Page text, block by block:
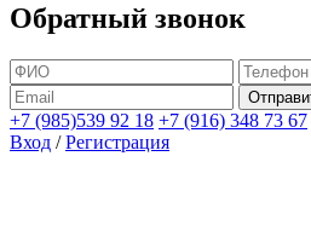
Обратный звонок
+7 (985)539 92 18 +7 (916) 348 73 67
Вход / Регистрация